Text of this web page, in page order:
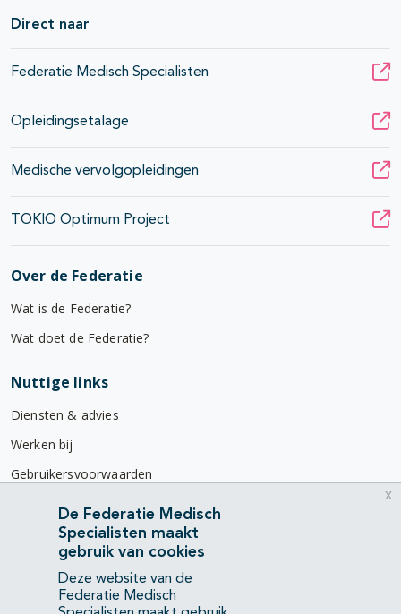
Direct naar
Federatie Medisch Specialisten
Opleidingsetalage
Medische vervolgopleidingen
TOKIO Optimum Project
Over de Federatie
Wat is de Federatie?
Wat doet de Federatie?
Nuttige links
Diensten & advies
Werken bij
Gebruikersvoorwaarden
Privacyverklaring
Contact
Mercatorlaan 1200
3528 BL Utrecht
De Federatie Medisch
Specialisten maakt
gebruik van cookies
Deze website van de
Federatie Medisch
x